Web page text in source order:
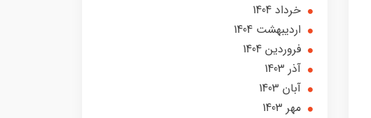
خرداد 1404
ارديبهشت 1404
فروردین 1404
آذر 1403
آبان 1403
مهر 1403